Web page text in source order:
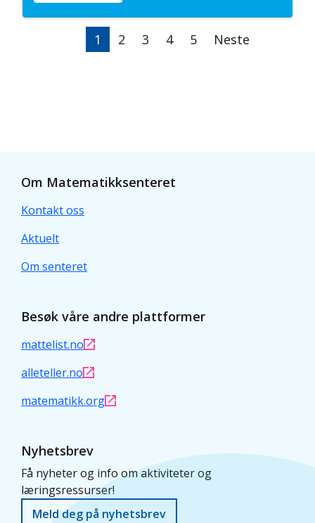
Nåværende
1 Side
2 Side
3 Side
4 Side
5
Neste
Neste
Om Matematikksenteret
Kontakt oss
Aktuelt
Om senteret
Besøk våre andre plattformer
mattelist.no
alleteller.no
matematikk.org
Nyhetsbrev
Få nyheter og info om aktiviteter og
læringsressurser!
Meld deg på nyhetsbrev